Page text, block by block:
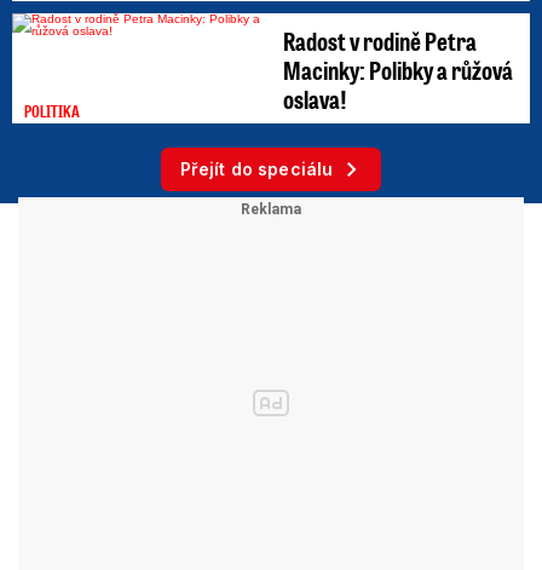
POLITIKA
Radost v rodině Petra
Macinky: Polibky a růžová
oslava!
Přejít do speciálu